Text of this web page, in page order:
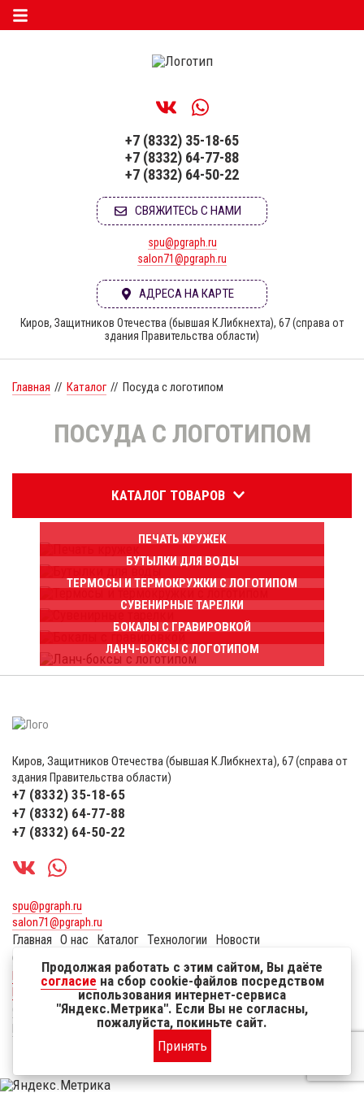
+7 (8332) 35-18-65
+7 (8332) 64-77-88
+7 (8332) 64-50-22
СВЯЖИТЕСЬ С НАМИ
spu@pgraph.ru
salon71@pgraph.ru
АДРЕСА НА КАРТЕ
Киров, Защитников Отечества (бывшая К.Либкнехта), 67 (справа от
здания Правительства области)
Главная // Каталог // Посуда с логотипом
ПОСУДА С ЛОГОТИПОМ
КАТАЛОГ ТОВАРОВ
ПЕЧАТЬ КРУЖЕК
БУТЫЛКИ ДЛЯ ВОДЫ
ТЕРМОСЫ И ТЕРМОКРУЖКИ С ЛОГОТИПОМ
СУВЕНИРНЫЕ ТАРЕЛКИ
БОКАЛЫ С ГРАВИРОВКОЙ
ЛАНЧ-БОКСЫ С ЛОГОТИПОМ
Киров, Защитников Отечества (бывшая К.Либкнехта), 67 (справа от
здания Правительства области)
+7 (8332) 35-18-65
+7 (8332) 64-77-88
+7 (8332) 64-50-22
spu@pgraph.ru
salon71@pgraph.ru
Главная О нас Каталог Технологии
Новости
Сувенирная продукция
Оплата и доставка Контакты
Политика по защите персональных данных пользователей
Реквизиты
Создание сайтов
EFFECT.SU
Продолжая работать с этим сайтом, Вы даёте
согласие на сбор cookie-файлов посредством
использования интернет-сервиса
"Яндекс.Метрика". Если Вы не согласны,
пожалуйста, покиньте сайт.
Принять